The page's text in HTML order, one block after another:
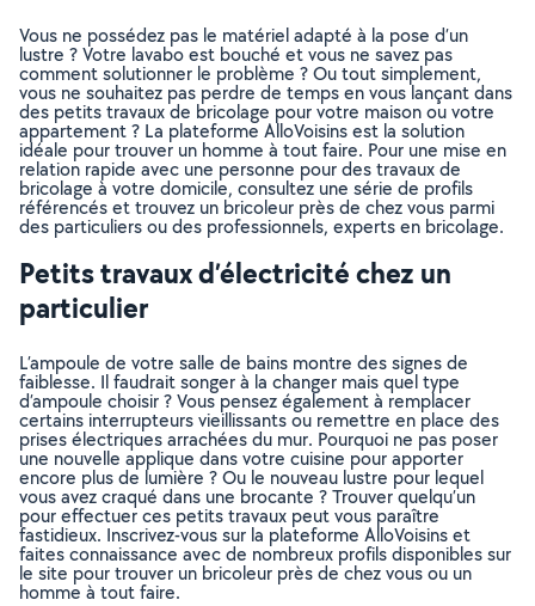
Vous ne possédez pas le matériel adapté à la pose d’un
lustre ? Votre lavabo est bouché et vous ne savez pas
comment solutionner le problème ? Ou tout simplement,
vous ne souhaitez pas perdre de temps en vous lançant dans
des petits travaux de bricolage pour votre maison ou votre
appartement ? La plateforme AlloVoisins est la solution
idéale pour trouver un homme à tout faire. Pour une mise en
relation rapide avec une personne pour des travaux de
bricolage à votre domicile, consultez une série de profils
référencés et trouvez un bricoleur près de chez vous parmi
des particuliers ou des professionnels, experts en bricolage.
Petits travaux d’électricité chez un
particulier
L’ampoule de votre salle de bains montre des signes de
faiblesse. Il faudrait songer à la changer mais quel type
d’ampoule choisir ? Vous pensez également à remplacer
certains interrupteurs vieillissants ou remettre en place des
prises électriques arrachées du mur. Pourquoi ne pas poser
une nouvelle applique dans votre cuisine pour apporter
encore plus de lumière ? Ou le nouveau lustre pour lequel
vous avez craqué dans une brocante ? Trouver quelqu’un
pour effectuer ces petits travaux peut vous paraître
fastidieux. Inscrivez-vous sur la plateforme AlloVoisins et
faites connaissance avec de nombreux profils disponibles sur
le site pour trouver un bricoleur près de chez vous ou un
homme à tout faire.